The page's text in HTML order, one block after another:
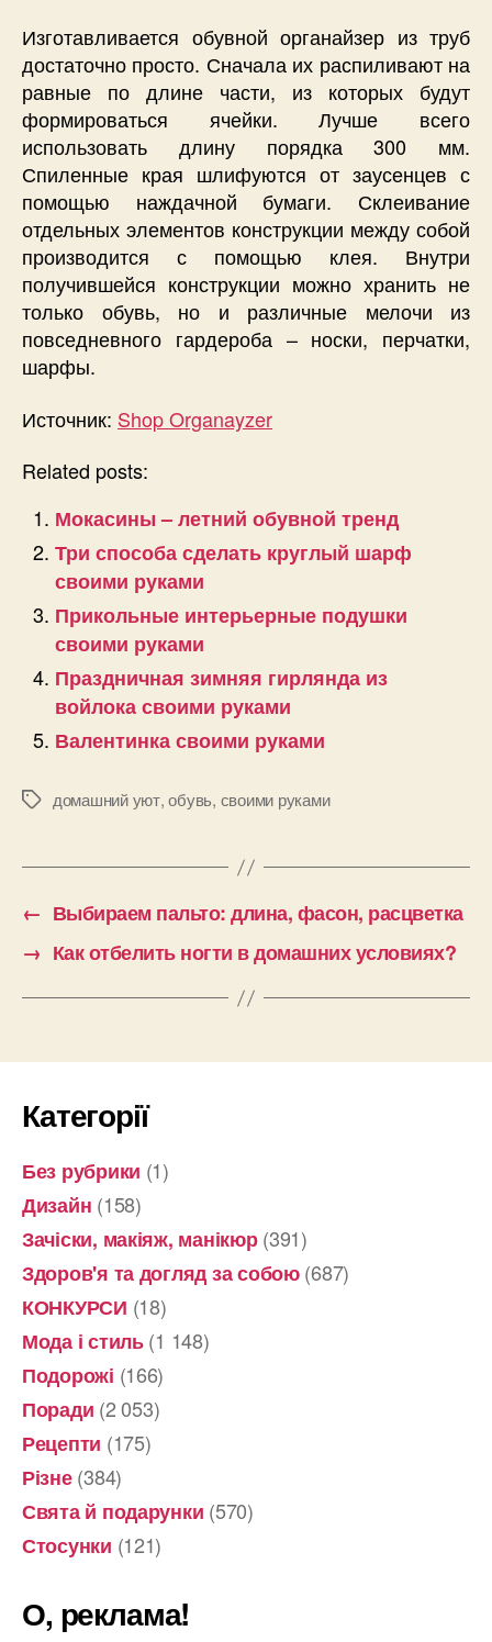
Изготавливается обувной органайзер из труб
достаточно просто. Сначала их распиливают на
равные по длине части, из которых будут
формироваться ячейки. Лучше всего
использовать длину порядка 300 мм.
Спиленные края шлифуются от заусенцев с
помощью наждачной бумаги. Склеивание
отдельных элементов конструкции между собой
производится с помощью клея. Внутри
получившейся конструкции можно хранить не
только обувь, но и различные мелочи из
повседневного гардероба – носки, перчатки,
шарфы.
Источник: Shop Organayzer
Related posts:
Мокасины – летний обувной тренд
Три способа сделать круглый шарф
своими руками
Прикольные интерьерные подушки
своими руками
Праздничная зимняя гирлянда из
войлока своими руками
Валентинка своими руками
Позначки
домашний уют,обувь, своими руками
← Выбираем пальто: длина, фасон, расцветка
→ Как отбелить ногти в домашних условиях?
Категорії
Без рубрики (1)
Дизайн (158)
Зачіски, макіяж, манікюр(391)
Здоров'я та догляд за собою(687)
КОНКУРСИ (18)
Мода і стиль(1 148)
Подорожі (166)
Поради (2 053)
Рецепти (175)
Різне(384)
Свята й подарунки (570)
Стосунки (121)
О, реклама!